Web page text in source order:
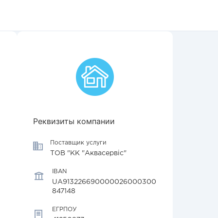
Реквизиты компании
Поставщик услуги
ТОВ "КК "Аквасервіс"
IBAN
UA913226690000026000300
847148
ЕГРПОУ